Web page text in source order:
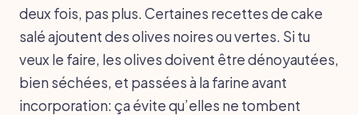
deux fois, pas plus. Certaines recettes de cake
salé ajoutent des olives noires ou vertes. Si tu
veux le faire, les olives doivent être dénoyautées,
bien séchées, et passées à la farine avant
incorporation: ça évite qu’elles ne tombent